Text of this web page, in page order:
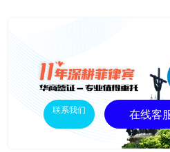
联系我们 在线客